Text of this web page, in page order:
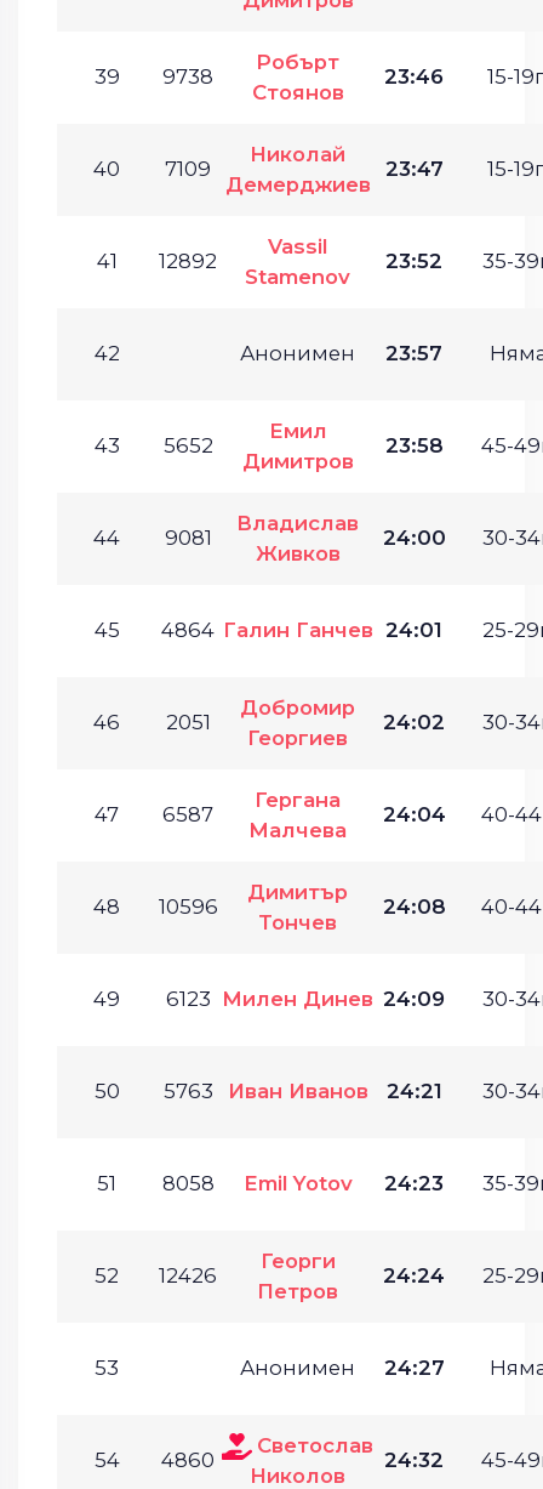
39 9738
Робърт
Стоянов
23:46 15-
40 7109
Николай
Демерджиев
23:47 15-
41 12892
Vassil
Stamenov
23:52 35-
42 Анонимен 23:57
43 5652
Емил
Димитров
23:58 45-
44 9081
Владислав
Живков
24:00 30-
45 4864 Галин Ганчев 24:01 25-
46 2051
Добромир
Георгиев
24:02 30-
47 6587
Гергана
Малчева
24:04 40-
48 10596
Димитър
Тончев
24:08 40-
49 6123 Милен Динев 24:09 30-
50 5763 Иван Иванов 24:21 30-
51 8058 Emil Yotov 24:23 35-
52 12426
Георги
Петров
24:24 25-
53 Анонимен 24:27
54 4860
Светослав
Николов
24:32 45-